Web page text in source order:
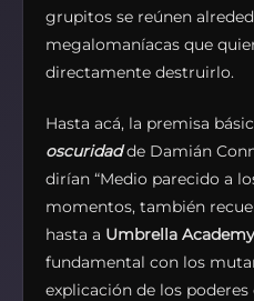
grupitos se reúnen
megalomaníacas que
directamente destruirlo.
Hasta acá, la premisa
oscuridadde Damián
dirían “Medio parecido a
momentos, también
hasta a Umbrella
fundamental con los
explicación de los